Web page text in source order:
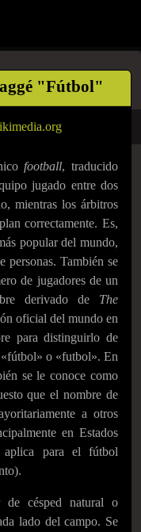
"Fútbol"
football, traducido
jugado entre dos
mientras los árbitros
correctamente. Es,
popular del mundo,
personas.​ También se
de jugadores de un
derivado de The
oficial del mundo en
para distinguirlo de
o «futbol».​ En
se le conoce como
que el nombre de
a otros
en Estados
aplica para el fútbol
de césped natural o
lado del campo. Se